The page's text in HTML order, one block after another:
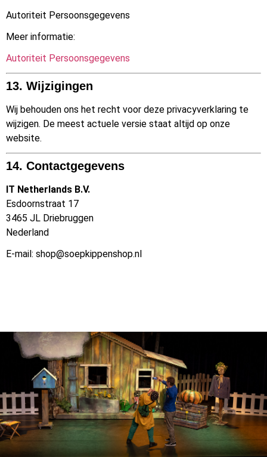
Autoriteit Persoonsgegevens
Meer informatie:
Autoriteit Persoonsgegevens
13. Wijzigingen
Wij behouden ons het recht voor deze privacyverklaring te
wijzigen. De meest actuele versie staat altijd op onze
website.
14. Contactgegevens
IT Netherlands B.V.
Esdoornstraat 17
3465 JL Driebruggen
Nederland
E-mail: shop@soepkippenshop.nl